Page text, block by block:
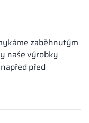
zaběhnutým
naše výrobky
před